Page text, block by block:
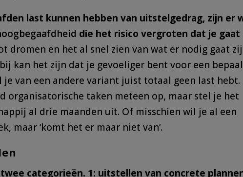
last kunnen hebben van uitstelgedrag, zijn er
die het risico vergroten dat je gaat
dromen en het al snel zien van wat er nodig gaat
kan het zijn dat je gevoeliger bent voor een
van een andere variant juist totaal geen last hebt.
organisatorische taken meteen op, maar stel je het
al drie maanden uit. Of misschien wil je al een
maar ‘komt het er maar niet van’.
categorieën. 1: uitstellen van concrete